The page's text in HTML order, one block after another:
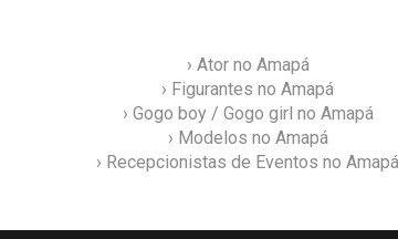
› Ator no Amapá
› Figurantes no Amapá
› Gogo boy / Gogo girl no Amapá
› Modelos no Amapá
› Recepcionistas de Eventos no Amapá